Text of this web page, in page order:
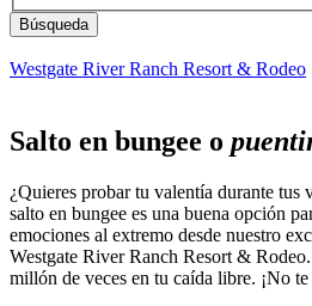
Westgate River Ranch Resort & Rodeo
Salto en bungee o
¿Quieres probar tu valentía durante tus
salto en bungee es una buena opción
emociones al extremo desde nuestro
Westgate River Ranch Resort &
millón de veces en tu caída libre. ¡No te